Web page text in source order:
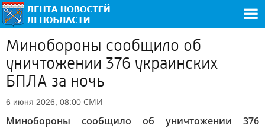
Минобороны сообщило об
уничтожении 376 украинских
БПЛА за ночь
6 июня 2026, 08:00 СМИ
Минобороны сообщило об уничтожении 376